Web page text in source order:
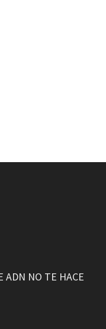
ADN NO TE HACE